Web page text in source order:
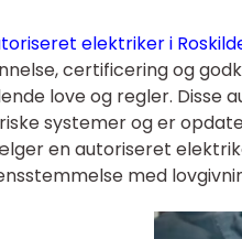
elektriker i
certificering og
love og regler. Disse
systemer og er
en autoriseret
med